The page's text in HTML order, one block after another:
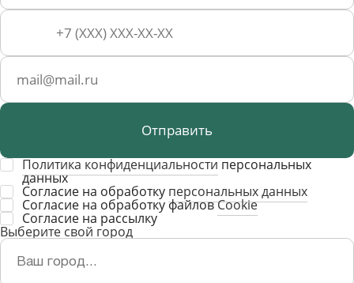
Отправить
Политика конфиденциальностиперсональных
данных
Согласие на обработку персональных данных
Согласие на обработку файловCookie
Cогласие на рассылку
Выберите свой город